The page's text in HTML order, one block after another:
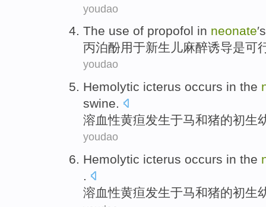
youdao
The use of propofol in neonate
丙泊酚用于新生儿麻醉诱导是可
youdao
Hemolytic icterus occurs in the
swine.
溶血性黄疸发生于马和猪的初生
youdao
Hemolytic icterus occurs in the
.
溶血性黄疸发生于马和猪的初生